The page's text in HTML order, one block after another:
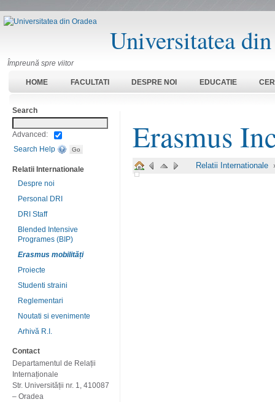
Universitatea
Împreună spre viitor
HOME FACULTATI DESPRE NOI EDUCATIE
Erasmus
Relatii Internationale
Search
Advanced:
Search Help
Relatii Internationale
Despre noi
Personal DRI
DRI Staff
Blended Intensive
Programes (BIP)
Erasmus mobilități
Proiecte
Studenti straini
Reglementari
Noutati si evenimente
Arhivă R.I.
Contact
Departamentul de Relații
Internaționale
Str. Universității nr. 1, 410087
– Oradea